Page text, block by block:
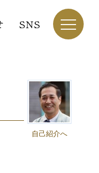
SNS
自己紹介へ